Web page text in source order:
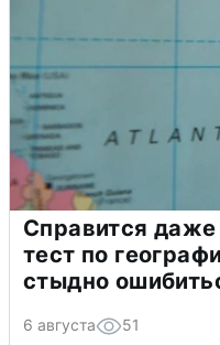
Справится
тест по
стыдно
6 августа 51